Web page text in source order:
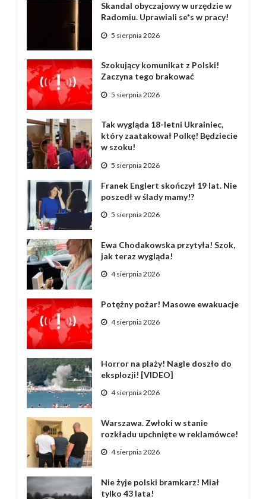
Skandal obyczajowy w urzędzie w
Radomiu. Uprawiali se*s w pracy!
5 sierpnia 2026
Szokujący komunikat z Polski!
Zaczyna tego brakować
5 sierpnia 2026
Tak wygląda 18-letni Ukrainiec,
który zaatakował Polkę! Będziecie
w szoku!
5 sierpnia 2026
Franek Englert skończył 19 lat. Nie
poszedł w ślady mamy!?
5 sierpnia 2026
Ewa Chodakowska przytyła! Szok,
jak teraz wygląda!
4 sierpnia 2026
Potężny pożar! Masowe ewakuacje
4 sierpnia 2026
Horror na plaży! Nagle doszło do
eksplozji! [VIDEO]
4 sierpnia 2026
Warszawa. Zwłoki w stanie
rozkładu upchnięte w reklamówce!
4 sierpnia 2026
Nie żyje polski bramkarz! Miał
tylko 43 lata!